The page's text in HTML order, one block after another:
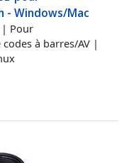
- Windows/Mac
| Pour
à barres/AV |